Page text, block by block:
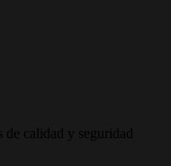
calidad y seguridad